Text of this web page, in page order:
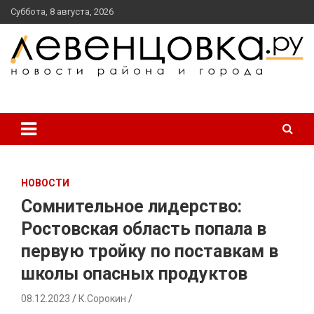
перейти
к
содержанию
Суббота, 8 августа, 2026
НОВОСТИ
Сомнительное лидерство:
Ростовская область попала в
первую тройку по поставкам в
школы опасных продуктов
08.12.2023 К.Сорокин